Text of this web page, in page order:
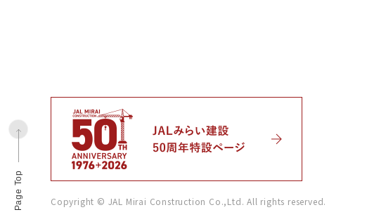
Page Top Copyright © JAL Mirai Construction Co.,Ltd. All rights reserved.